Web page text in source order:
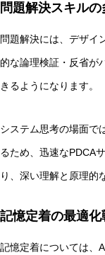
問題解決スキル
問題解決には、デザイ
的な論理検証・反省が
きるようになります。
システム思考の場面で
るため、迅速なPDCA
り、深い理解と原理的
記憶定着の最適化
記憶定着については、